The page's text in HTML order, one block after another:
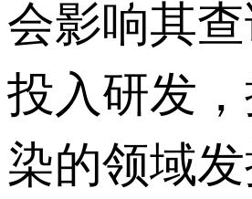
会影响其
投入研发
染的领域